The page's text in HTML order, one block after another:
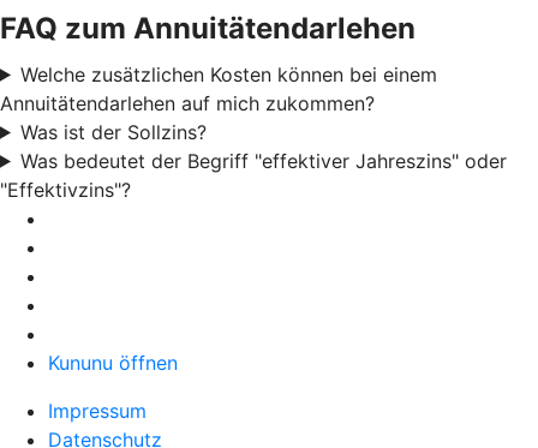
FAQ zum Annuitätendarlehen
Welche zusätzlichen Kosten können bei einem
Annuitätendarlehen auf mich zukommen?
Was ist der Sollzins?
Was bedeutet der Begriff "effektiver Jahreszins" oder
"Effektivzins"?
Kununu öffnen
Impressum
Datenschutz